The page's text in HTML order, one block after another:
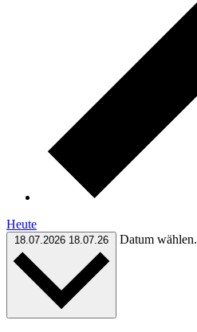
Heute
18.07.2026 18.07.26 Datum wählen.